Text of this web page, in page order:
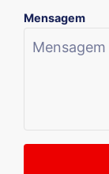
Mensagem